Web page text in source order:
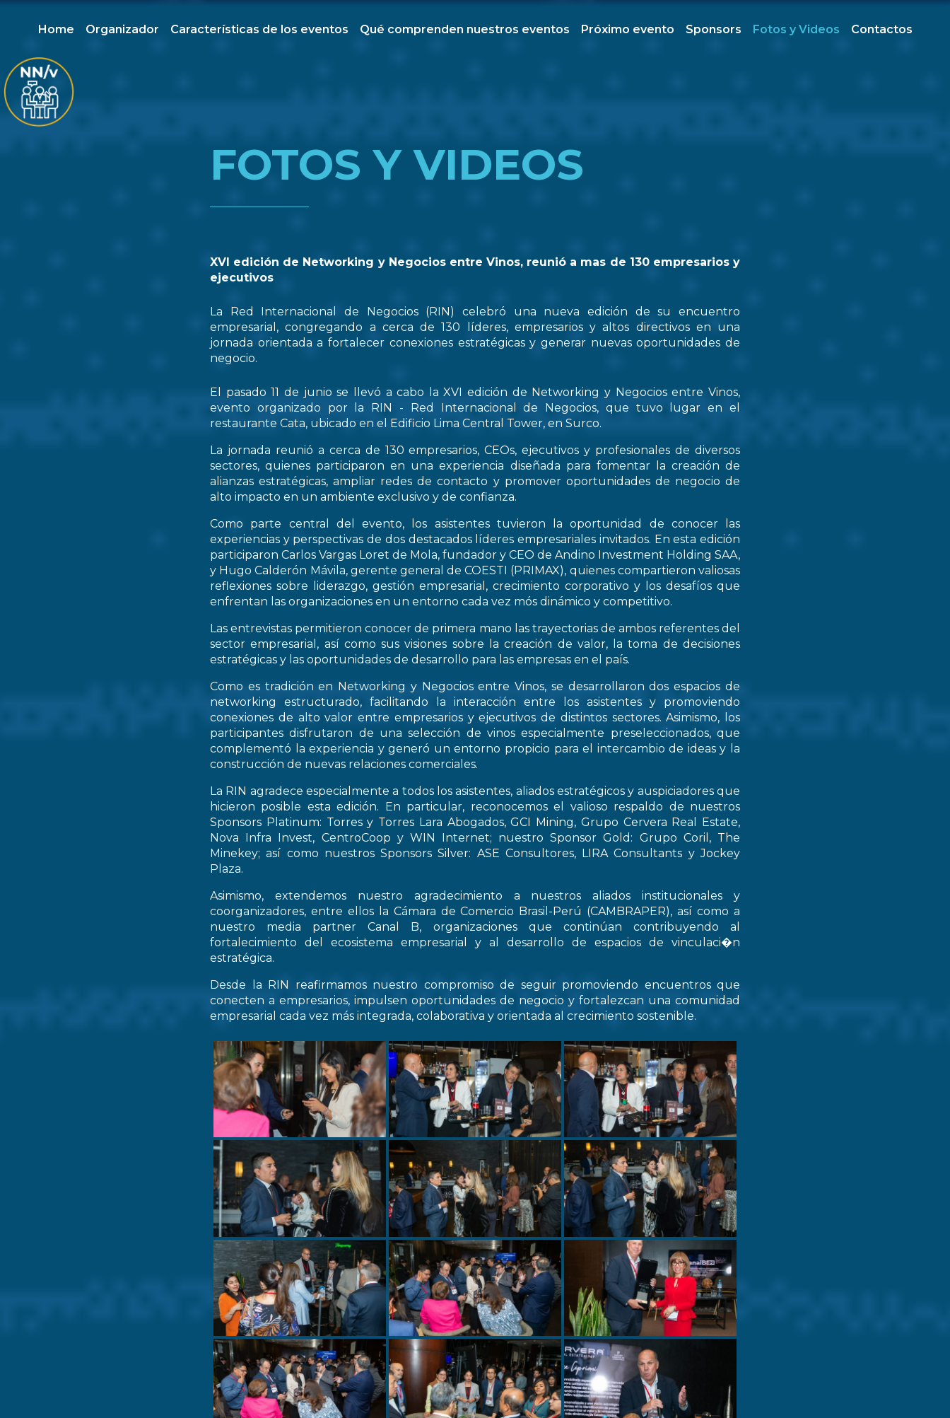
Home Organizador Características de los eventos Qué comprenden nuestros eventos Próximo evento Sponsors Fotos y Videos Contactos
FOTOS Y VIDEOS
XVI edición de Networking y Negocios entre Vinos, reunió a mas de 130 empresarios y
ejecutivos
La Red Internacional de Negocios (RIN) celebró una nueva edición de su encuentro
empresarial, congregando a cerca de 130 líderes, empresarios y altos directivos en una
jornada orientada a fortalecer conexiones estratégicas y generar nuevas oportunidades de
negocio.
El pasado 11 de junio se llevó a cabo la XVI edición de Networking y Negocios entre Vinos,
evento organizado por la RIN - Red Internacional de Negocios, que tuvo lugar en el
restaurante Cata, ubicado en el Edificio Lima Central Tower, en Surco.
La jornada reunió a cerca de 130 empresarios, CEOs, ejecutivos y profesionales de diversos
sectores, quienes participaron en una experiencia diseñada para fomentar la creación de
alianzas estratégicas, ampliar redes de contacto y promover oportunidades de negocio de
alto impacto en un ambiente exclusivo y de confianza.
Como parte central del evento, los asistentes tuvieron la oportunidad de conocer las
experiencias y perspectivas de dos destacados líderes empresariales invitados. En esta edición
participaron Carlos Vargas Loret de Mola, fundador y CEO de Andino Investment Holding SAA,
y Hugo Calderón Mávila, gerente general de COESTI (PRIMAX), quienes compartieron valiosas
reflexiones sobre liderazgo, gestión empresarial, crecimiento corporativo y los desafíos que
enfrentan las organizaciones en un entorno cada vez mós dinámico y competitivo.
Las entrevistas permitieron conocer de primera mano las trayectorias de ambos referentes del
sector empresarial, así como sus visiones sobre la creación de valor, la toma de decisiones
estratégicas y las oportunidades de desarrollo para las empresas en el país.
Como es tradición en Networking y Negocios entre Vinos, se desarrollaron dos espacios de
networking estructurado, facilitando la interacción entre los asistentes y promoviendo
conexiones de alto valor entre empresarios y ejecutivos de distintos sectores. Asimismo, los
participantes disfrutaron de una selección de vinos especialmente preseleccionados, que
complementó la experiencia y generó un entorno propicio para el intercambio de ideas y la
construcción de nuevas relaciones comerciales.
La RIN agradece especialmente a todos los asistentes, aliados estratégicos y auspiciadores que
hicieron posible esta edición. En particular, reconocemos el valioso respaldo de nuestros
Sponsors Platinum: Torres y Torres Lara Abogados, GCI Mining, Grupo Cervera Real Estate,
Nova Infra Invest, CentroCoop y WIN Internet; nuestro Sponsor Gold: Grupo Coril, The
Minekey; así como nuestros Sponsors Silver: ASE Consultores, LIRA Consultants y Jockey
Plaza.
Asimismo, extendemos nuestro agradecimiento a nuestros aliados institucionales y
coorganizadores, entre ellos la Cámara de Comercio Brasil-Perú (CAMBRAPER), así como a
nuestro media partner Canal B, organizaciones que continúan contribuyendo al
fortalecimiento del ecosistema empresarial y al desarrollo de espacios de vinculaci�n
estratégica.
Desde la RIN reafirmamos nuestro compromiso de seguir promoviendo encuentros que
conecten a empresarios, impulsen oportunidades de negocio y fortalezcan una comunidad
empresarial cada vez más integrada, colaborativa y orientada al crecimiento sostenible.